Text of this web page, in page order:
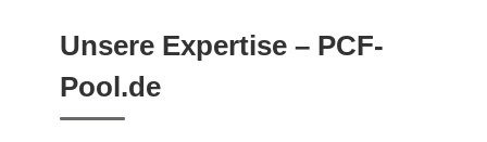
Unsere Expertise – PCF-
Pool.de